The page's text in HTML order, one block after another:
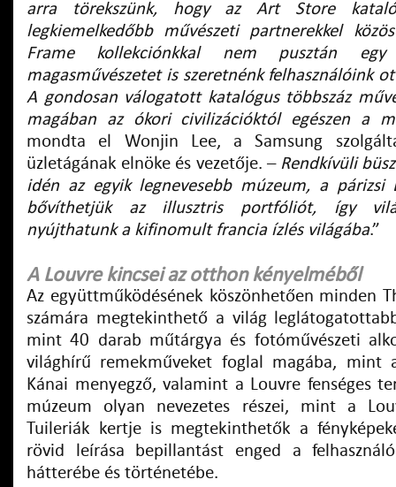
arra törekszünk, hogy az Art Store
legkiemelkedőbb művészeti partnerekkel
Frame kollekciónkkal nem pusztán
magasművészetet is szeretnénk felhasználóink
A gondosan válogatott katalógus többszáz
magában az ókori civilizációktól egészen a
mondta el Wonjin Lee, a Samsung
üzletágának elnöke és vezetője. – Rendkívüli
idén az egyik legnevesebb múzeum, a párizsi
bővíthetjük az illusztris portfóliót, így
nyújthatunk a kifinomult francia ízlés világába.”
A Louvre kincsei az otthon kényelméből
Az együttműködésének köszönhetően minden
számára megtekinthető a világ
mint 40 darab műtárgya és fotóművészeti
világhírű remekműveket foglal magába, mint
Kánai menyegző, valamint a Louvre fenséges
múzeum olyan nevezetes részei, mint a
Tuileriák kertje is megtekinthetők a
rövid leírása bepillantást enged a
hátterébe és történetébe.